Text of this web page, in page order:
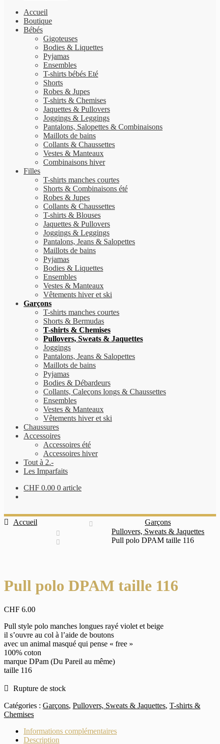
Accueil
Boutique
Bébés
Gigoteuses
Bodies & Liquettes
Pyjamas
Ensembles
T-shirts bébés Eté
Shorts
Robes & Jupes
T-shirts & Chemises
Jaquettes & Pullovers
Joggings & Leggings
Pantalons, Salopettes & Combinaisons
Maillots de bains
Collants & Chaussettes
Vestes & Manteaux
Combinaisons hiver
Filles
T-shirts manches courtes
Shorts & Combinaisons été
Robes & Jupes
Collants & Chaussettes
T-shirts & Blouses
Jaquettes & Pullovers
Joggings & Leggings
Pantalons, Jeans & Salopettes
Maillots de bains
Pyjamas
Bodies & Liquettes
Ensembles
Vestes & Manteaux
Vêtements hiver et ski
Garçons
T-shirts manches courtes
Shorts & Bermudas
T-shirts & Chemises
Pullovers, Sweats & Jaquettes
Joggings
Pantalons, Jeans & Salopettes
Maillots de bains
Pyjamas
Bodies & Débardeurs
Collants, Caleçons longs & Chaussettes
Ensembles
Vestes & Manteaux
Vêtements hiver et ski
Chaussures
Accessoires
Accessoires été
Accessoires hiver
Tout à 2.-
Les Imparfaits
CHF 0.00 0 article
Accueil
Garçons
Pullovers, Sweats & Jaquettes
Pull polo DPAM taille 116
Pull polo DPAM taille 116
CHF 6.00
Pull style polo manches longues rayé violet et beige
il s’ouvre au col à l’aide de boutons
avec un animal masqué qui pense « free »
100% coton
marque DPam (Du Pareil au même)
taille 116
Rupture de stock
Catégories : Garçons, Pullovers, Sweats & Jaquettes, T-shirts &
Chemises
Informations complémentaires
Description